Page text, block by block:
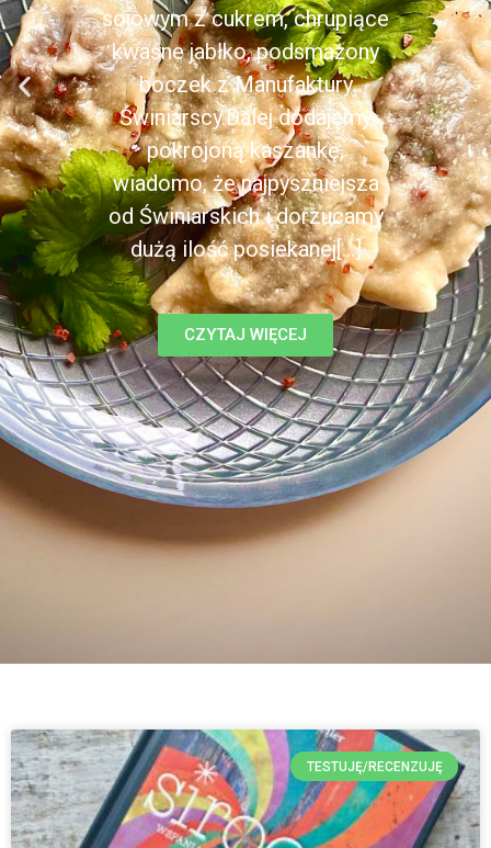
sojowym z cukrem, chrupiące
kwaśne jabłko, podsmażony
boczek z Manufaktury
Świniarscy.Dalej dodajemy
pokrojoną kaszankę,
wiadomo, że najpyszniejsza
od Świniarskich i dorzucamy
dużą ilość posiekanej[...]
CZYTAJ WIĘCEJ
TESTUJĘ/RECENZUJĘ